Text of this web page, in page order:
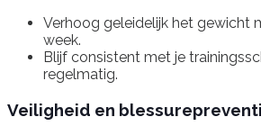
Verhoog geleidelijk het gewicht
week.
Blijf consistent met je
regelmatig.
Veiligheid en